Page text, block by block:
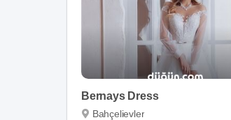
Bernays Dress
Bahçelievler